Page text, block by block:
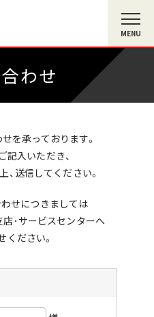
MENU
わせ
を承っております。
記入いただき、
送信してください。
せにつきましては
店･サービスセンターへ
ください。